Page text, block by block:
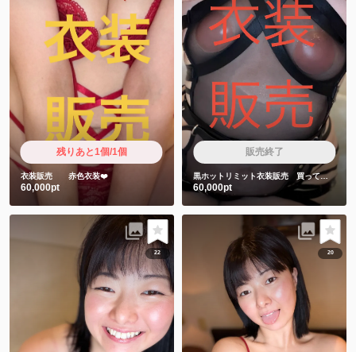
残りあと1個/1個
衣装販売 赤色衣装❤️
60,000pt
販売終了
黒ホットリミット衣装販売 買ってくれた人しか見れない特典動画2本付き❤️
60,000pt
22 20